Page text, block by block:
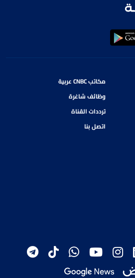
مكاتب CNBC عربية
وظائف شاغرة
ترددات القناة
اتصل بنا